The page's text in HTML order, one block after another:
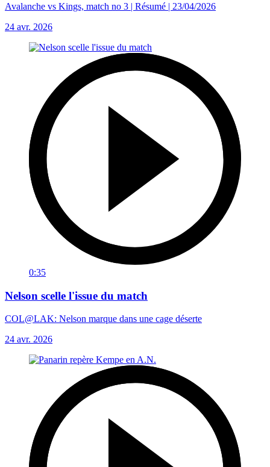
Avalanche vs Kings, match no 3 | Résumé | 23/04/2026
24 avr. 2026
0:35
Nelson scelle l'issue du match
COL@LAK: Nelson marque dans une cage déserte
24 avr. 2026